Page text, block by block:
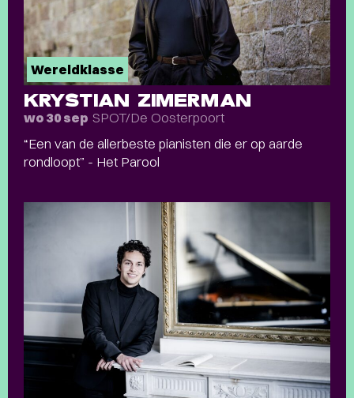
Wereldklasse
KRYSTIAN ZIMERMAN
wo 30 sep SPOT/De Oosterpoort
“Een van de allerbeste pianisten die er op aarde
rondloopt” - Het Parool